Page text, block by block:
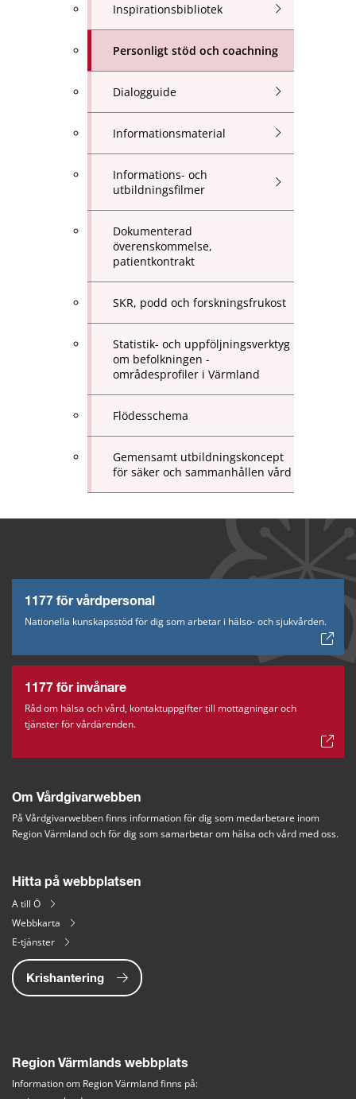
Inspirationsbibliotek
Personligt stöd och coachning
Dialogguide
Informationsmaterial
Informations- och
utbildningsfilmer
Dokumenterad
överenskommelse,
patientkontrakt
SKR, podd och forskningsfrukost
Statistik- och uppföljningsverktyg
om befolkningen -
områdesprofiler i Värmland
Flödesschema
Gemensamt utbildningskoncept
för säker och sammanhållen vård
1177 för vårdpersonal
Nationella kunskapsstöd för dig som arbetar i hälso- och sjukvården.
1177 för invånare
Råd om hälsa och vård, kontaktuppgifter till mottagningar och
tjänster för vårdärenden.
Om Vårdgivarwebben
På Vårdgivarwebben finns information för dig som medarbetare inom
Region Värmland och för dig som samarbetar om hälsa och vård med oss.
Hitta på webbplatsen
A till Ö
Webbkarta
E-tjänster
Krishantering
Region Värmlands webbplats
Information om Region Värmland finns på: